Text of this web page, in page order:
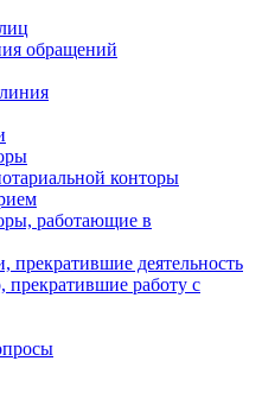
обращений
конторы
работающие в
прекратившие деятельность
работу с